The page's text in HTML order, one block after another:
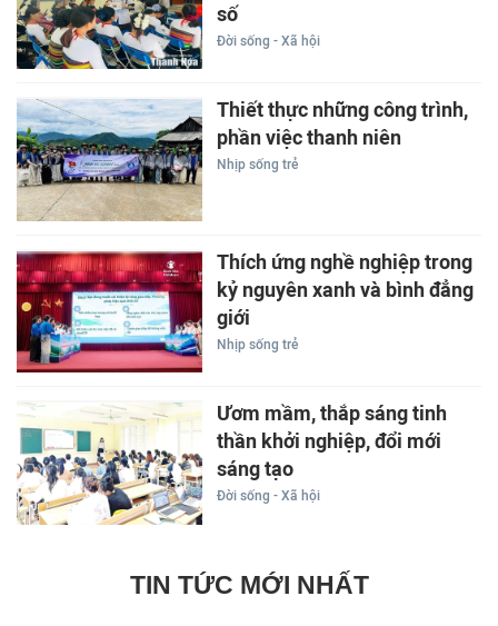
số
Đời sống - Xã hội
Thiết thực những công trình,
phần việc thanh niên
Nhịp sống trẻ
Thích ứng nghề nghiệp trong
kỷ nguyên xanh và bình đẳng
giới
Nhịp sống trẻ
Ươm mầm, thắp sáng tinh
thần khởi nghiệp, đổi mới
sáng tạo
Đời sống - Xã hội
TIN TỨC MỚI NHẤT